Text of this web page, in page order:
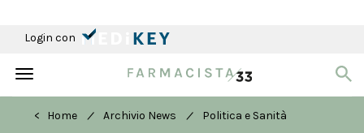
Login con
Toggle
< Home
/ Archivio News / Politica e Sanità